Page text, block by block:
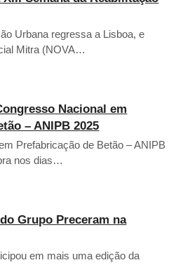
Urbana regressa a Lisboa, e
Mitra (NOVA…
Nacional em
– ANIPB 2025
Prefabricação de Betão – ANIPB
nos dias…
Grupo Preceram na
em mais uma edição da